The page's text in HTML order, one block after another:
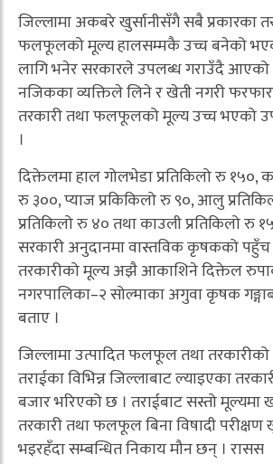
जिल्लामा अकबरे खुर्सानीसँगै सबै प्रकारका
फलफूलको मूल्य हालसम्मकै उच्च बनेको
लागि भनेर सरकारले उपलब्ध गराउँदै
नजिकका व्यक्तिले लिने र खेती नगरी
तरकारी तथा फलफूलको मूल्य उच्च भएको
।
दिक्तेलमा हाल गोलभेडा प्रतिकिलो रु १५०,
रु ३००, प्याज प्रकिकिलो रु ९०, आलु
प्रतिकिलो रु ४० तथा काउली प्रतिकिलो रु
सरकारी अनुदानमा वास्तविक कृषकको
तरकारीको मूल्य अझै आकाशिने दिक्तेल
नगरपालिका–२ सोल्माका अगुवा कृषक
बताए ।
जिल्लामा उत्पादित फलफूल तथा
तराईका विभिन्न जिल्लाबाट ल्याइएका
बजार भरिएको छ । तराईबाट सस्तो मूल्यमा
तरकारी तथा फलफूल बिना विषादी
भइरहँदा सम्बन्धित निकाय मौन छन् । रासस